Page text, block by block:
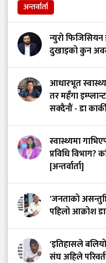
अन्तर्वार्ता
न्युरो फिजिसियन
दुखाइको कुन
आधारभूत
तर महँगा
सक्दैनौं - डा
स्वास्थ्यमा
प्रविधि
[अन्तर्वार्ता]
'जनताको
पहिलो आक्रोश
'इतिहासले
संघ अहिले